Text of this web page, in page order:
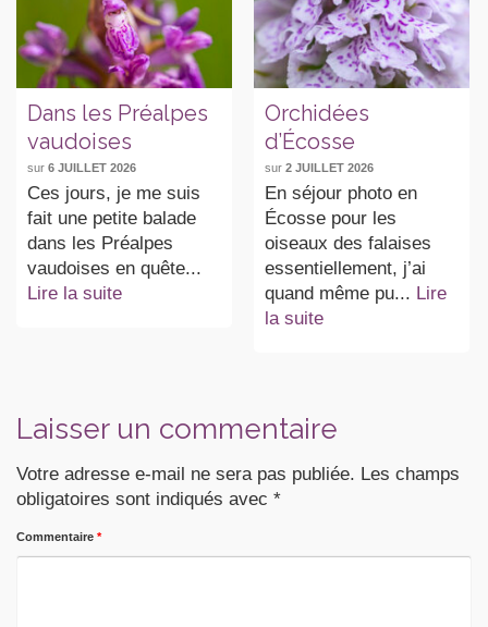
Dans les Préalpes
vaudoises
sur 6 JUILLET 2026
Ces jours, je me suis
fait une petite balade
dans les Préalpes
vaudoises en quête...
Lire la suite
Orchidées
d’Écosse
sur 2 JUILLET 2026
En séjour photo en
Écosse pour les
oiseaux des falaises
essentiellement, j’ai
quand même pu... Lire
la suite
Laisser un commentaire
Votre adresse e-mail ne sera pas publiée. Les champs
obligatoires sont indiqués avec *
Commentaire *